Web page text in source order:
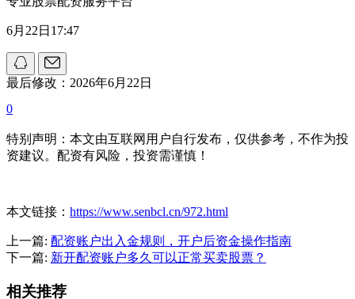
6月22日17:47
最后修改：2026年6月22日
0
特别声明：本文由互联网用户自行发布，仅供参考，不作为投
资建议。配资有风险，投资需谨慎！
本文链接： https://www.senbcl.cn/972.html
上一篇: 配资账户出入金规则，开户后资金操作指南
下一篇: 新开配资账户多久可以正常买卖股票？
相关推荐